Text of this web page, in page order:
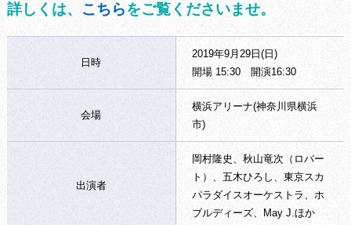
詳しくは、 こちらをご覧くださいませ。
日時
2019年9月29日(日)
開場 15:30 開演16:30
会場
横浜アリーナ(神奈川県横浜
市)
出演者
岡村隆史、秋山竜次（ロバー
ト）、五木ひろし、東京スカ
パラダイスオーケストラ、ホ
ブルディーズ、May J.ほか